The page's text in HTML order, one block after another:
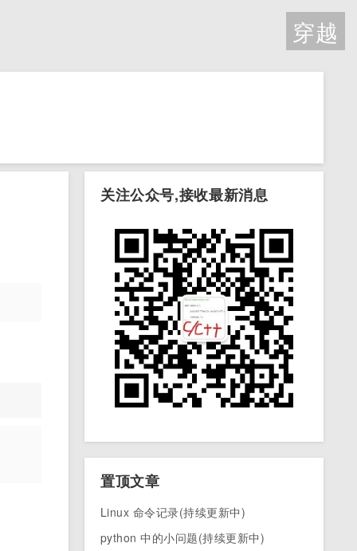
关注公众号,接收最新消息
置顶文章
Linux 命令记录(持续更新中)
python 中的小问题(持续更新中)
穿越